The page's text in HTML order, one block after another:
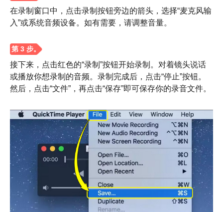
步骤1。
在录制窗口中，点击录制按钮旁边的箭头，选择“麦克风输
入”或系统音频设备。如有需要，请调整音量。
接下来，点击红色的“录制”按钮开始录制。对着镜头说话
或播放你想录制的音频。录制完成后，点击“停止”按钮。
然后，点击“文件”，再点击“保存”即可保存你的录音文件。